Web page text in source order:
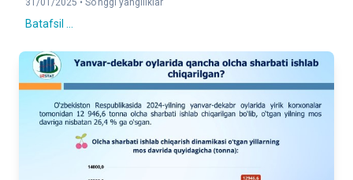
31/01/2025 • So‘nggi yangiliklar
Batafsil ...